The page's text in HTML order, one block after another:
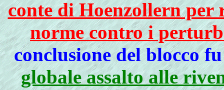
conte di Hoenzollern per
norme contro i
conclusione del blocco
globale assalto alle